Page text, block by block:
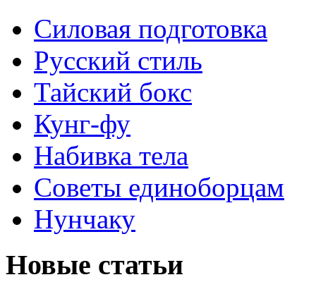
Силовая подготовка
Русский стиль
Тайский бокс
Кунг-фу
Набивка тела
Советы единоборцам
Нунчаку
Новые статьи